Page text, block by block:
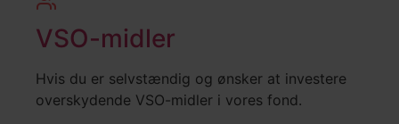
VSO-midler
Hvis du er selvstændig og ønsker at investere
overskydende VSO-midler i vores fond.